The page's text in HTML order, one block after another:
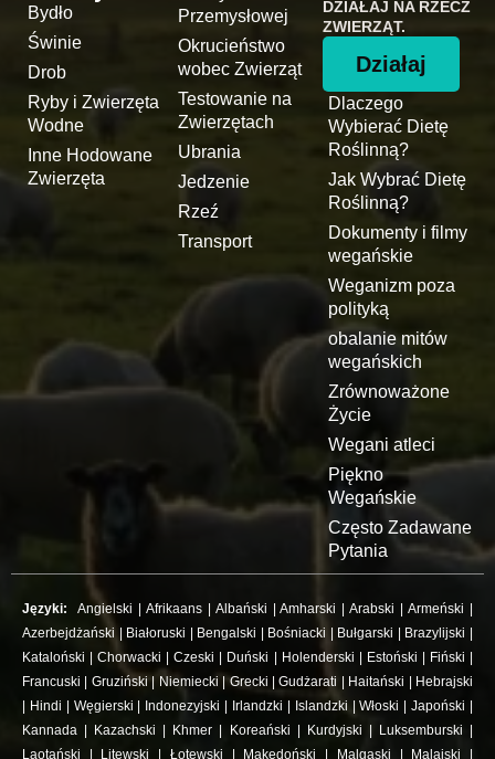
Bydło
Świnie
Drob
Ryby i Zwierzęta
Wodne
Inne Hodowane
Zwierzęta
Przemysłowej
Okrucieństwo
wobec Zwierząt
Testowanie na
Zwierzętach
Ubrania
Jedzenie
Rzeź
Transport
DZIAŁAJ NA RZECZ
ZWIERZĄT.
Działaj
Dlaczego
Wybierać Dietę
Roślinną?
Jak Wybrać Dietę
Roślinną?
Dokumenty i filmy
wegańskie
Weganizm poza
polityką
obalanie mitów
wegańskich
Zrównoważone
Życie
Wegani atleci
Piękno
Wegańskie
Często Zadawane
Pytania
Języki: Angielski Afrikaans| Albański |Amharski |Arabski |Armeński
Azerbejdżański
Białoruski Bengalski Bośniacki Bułgarski Brazylijski
Kataloński |Chorwacki |Czeski Duński Holenderski Estoński Fiński
Francuski
Gruziński| Niemiecki Grecki |Gudżarati Haitański
Hebrajski
Hindi Węgierski Indonezyjski Irlandzki Islandzki |Włoski |Japoński
Kannada
Kazachski Khmer Koreański Kurdyjski Luksemburski
Laotański
Litewski Łotewski Makedoński Malgaski Malajski